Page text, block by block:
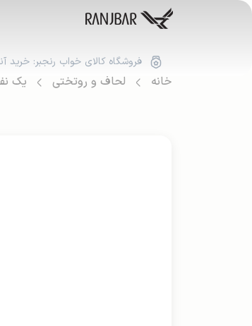
فروشگاه کالای خواب رنجبر: خرید
خانه لحاف و روتختی یک